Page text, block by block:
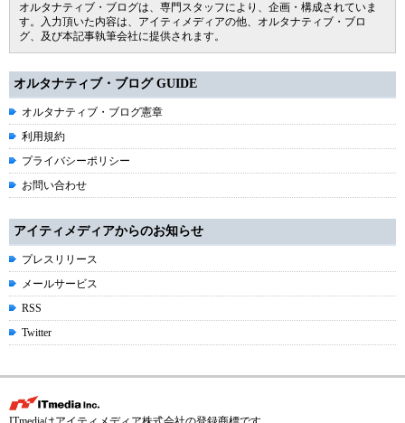
オルタナティブ・ブログは、専門スタッフにより、企画・構成されていま
す。入力頂いた内容は、アイティメディアの他、オルタナティブ・ブロ
グ、及び本記事執筆会社に提供されます。
オルタナティブ・ブログ GUIDE
オルタナティブ・ブログ憲章
利用規約
プライバシーポリシー
お問い合わせ
アイティメディアからのお知らせ
プレスリリース
メールサービス
RSS
Twitter